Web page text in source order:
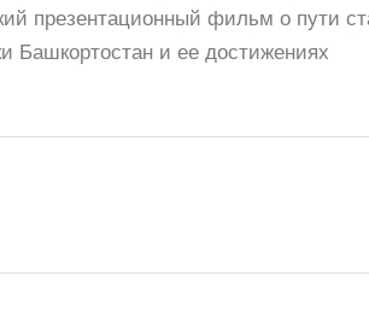
презентационный фильм о пути
Башкортостан и ее достижениях